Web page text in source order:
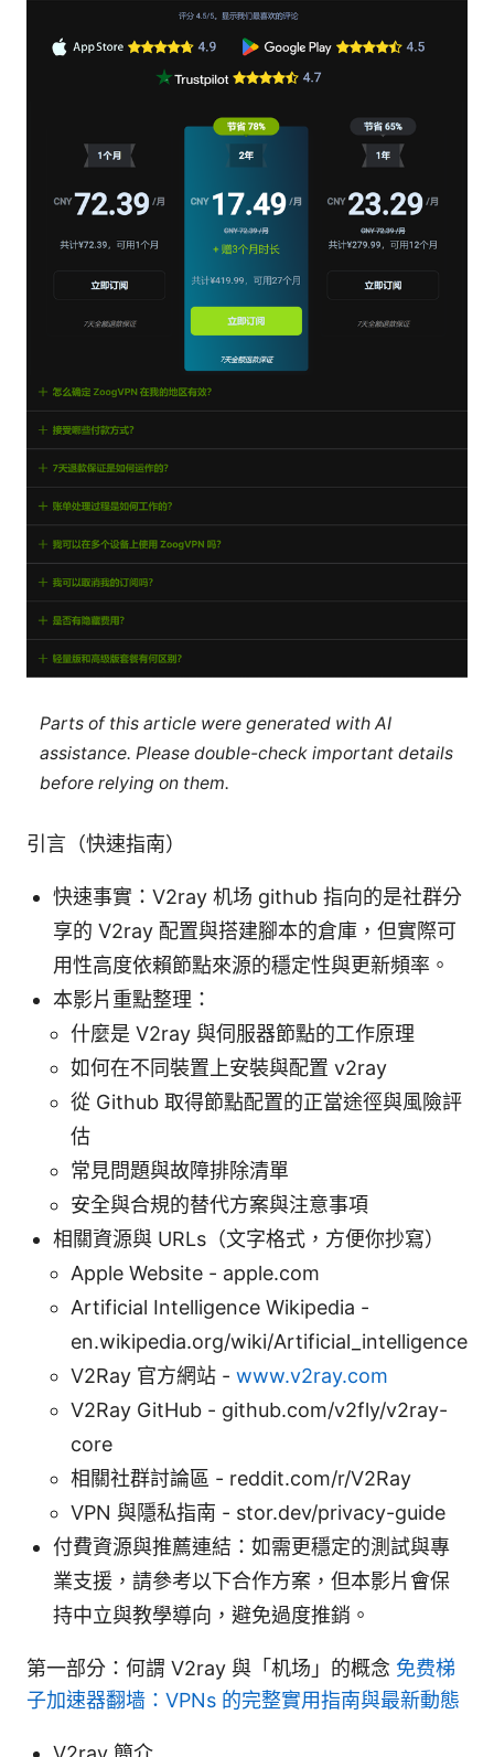
Parts of this article were generated with AI
assistance. Please double-check important details
before relying on them.
引言（快速指南）
快速事實：V2ray 机场 github 指向的是社群分
享的 V2ray 配置與搭建腳本的倉庫，但實際可
用性高度依賴節點來源的穩定性與更新頻率。
本影片重點整理：
什麼是 V2ray 與伺服器節點的工作原理
如何在不同裝置上安裝與配置 v2ray
從 Github 取得節點配置的正當途徑與風險評
估
常見問題與故障排除清單
安全與合規的替代方案與注意事項
相關資源與 URLs（文字格式，方便你抄寫）
Apple Website - apple.com
Artificial Intelligence Wikipedia -
en.wikipedia.org/wiki/Artificial_intelligence
V2Ray 官方網站 - www.v2ray.com
V2Ray GitHub - github.com/v2fly/v2ray-
core
相關社群討論區 - reddit.com/r/V2Ray
VPN 與隱私指南 - stor.dev/privacy-guide
付費資源與推薦連結：如需更穩定的測試與專
業支援，請參考以下合作方案，但本影片會保
持中立與教學導向，避免過度推銷。
第一部分：何謂 V2ray 與「机场」的概念 免费梯
子加速器翻墙：VPNs 的完整實用指南與最新動態